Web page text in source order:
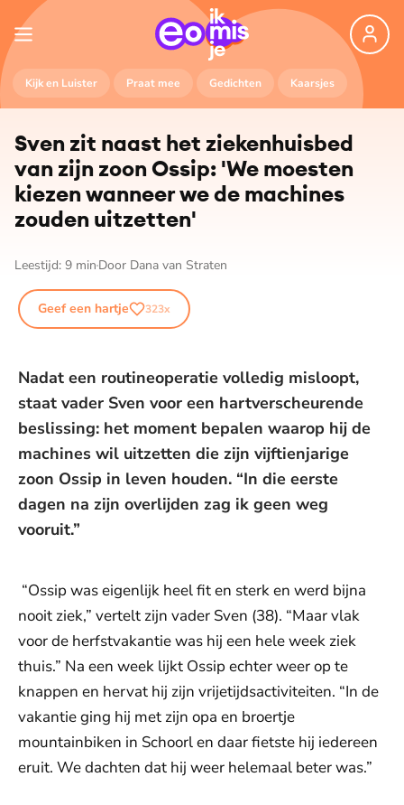
Kijk en Luister Praat mee Gedichten Kaarsjes
Sven zit naast het zie­ken­huis­bed
van zijn zoon Ossip: 'We moesten
kiezen wanneer we de machines
zouden uitzetten'
Leestijd: 9 min Door Dana van Straten
Geef een hartje 323x
Nadat een routineoperatie volledig misloopt,
staat vader Sven voor een hartverscheurende
beslissing: het moment bepalen waarop hij de
machines wil uitzetten die zijn vijftienjarige
zoon Ossip in leven houden. “In die eerste
dagen na zijn overlijden zag ik geen weg
vooruit.”
“Ossip was eigenlijk heel fit en sterk en werd bijna
nooit ziek,” vertelt zijn vader Sven (38). “Maar vlak
voor de herfstvakantie was hij een hele week ziek
thuis.” Na een week lijkt Ossip echter weer op te
knappen en hervat hij zijn vrijetijdsactiviteiten. “In de
vakantie ging hij met zijn opa en broertje
mountainbiken in Schoorl en daar fietste hij iedereen
eruit. We dachten dat hij weer helemaal beter was.”